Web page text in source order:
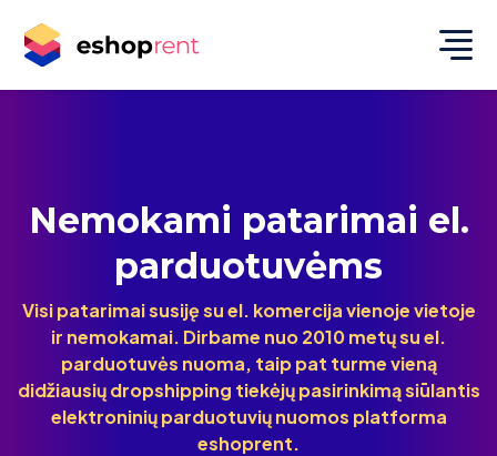
Nemokami patarimai el.
parduotuvėms
Visi patarimai susiję su el. komercija vienoje vietoje
ir nemokamai. Dirbame nuo 2010 metų su el.
parduotuvės nuoma, taip pat turme vieną
didžiausių dropshipping tiekėjų pasirinkimą siūlantis
elektroninių parduotuvių nuomos platforma
eshoprent.